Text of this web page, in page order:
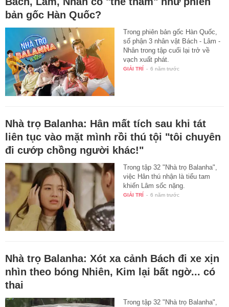
bản gốc Hàn Quốc?
Trong phiên bản gốc Hàn Quốc,
số phận 3 nhân vật Bách - Lâm -
Nhân trong tập cuối lại trở về
vạch xuất phát.
GIẢI TRÍ - 6 năm trước
Nhà trọ Balanha: Hân mất tích sau khi tát
liên tục vào mặt mình rồi thú tội "tôi chuyên
đi cướp chồng người khác!"
Trong tập 32 "Nhà trọ Balanha",
việc Hân thú nhận là tiểu tam
khiến Lâm sốc nặng.
GIẢI TRÍ - 6 năm trước
Nhà trọ Balanha: Xót xa cảnh Bách đi xe xịn
nhìn theo bóng Nhiên, Kim lại bất ngờ... có
thai
Trong tập 32 "Nhà trọ Balanha",